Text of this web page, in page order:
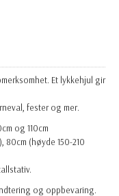
Et lykkehjul gir
fester og mer.
og 110cm
80cm (høyde 150-210
og oppbevaring.